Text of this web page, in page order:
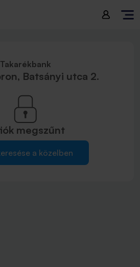
Takarékbank
Batsányi utca 2.
megszűnt
a közelben